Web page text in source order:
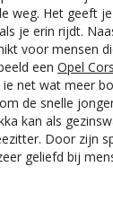
weg. Het geeft
je erin rijdt.
voor mensen
eenOpel
net wat meer
de snelle
kan als
Door zijn
geliefd bij